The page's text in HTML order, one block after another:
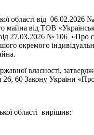
області від
майна від ТОВ
27.03.2026 № 106 «Про
окремого
власності,
60 Закону України
області вирішив: